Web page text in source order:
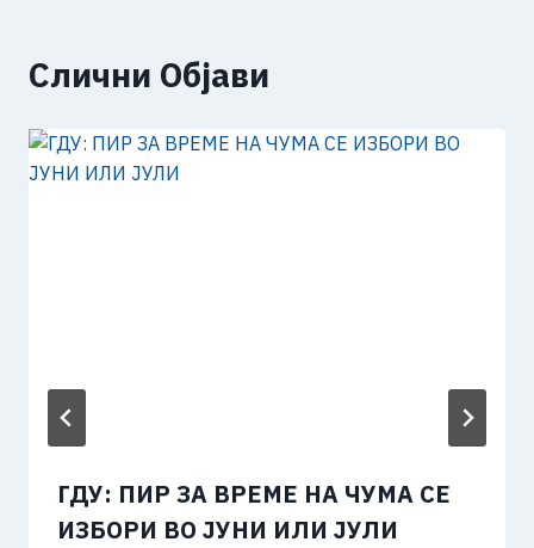
Слични Објави
ГДУ: ПИР ЗА ВРЕМЕ НА ЧУМА СЕ
ИЗБОРИ ВО ЈУНИ ИЛИ ЈУЛИ